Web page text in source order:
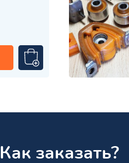
Как заказать?